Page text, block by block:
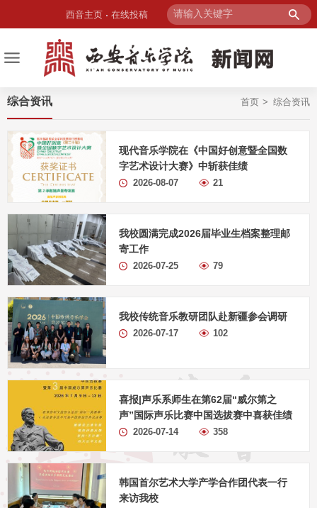
西音主页 在线投稿
首页 综合资讯
综合资讯
现代音乐学院在《中国好创意暨全国数
字艺术设计大赛》中斩获佳绩
2026-08-07 21
我校圆满完成2026届毕业生档案整理邮
寄工作
2026-07-25 79
我校传统音乐教研团队赴新疆参会调研
2026-07-17 102
喜报|声乐系师生在第62届“威尔第之
声”国际声乐比赛中国选拔赛中喜获佳绩
2026-07-14 358
韩国首尔艺术大学产学合作团代表一行
来访我校